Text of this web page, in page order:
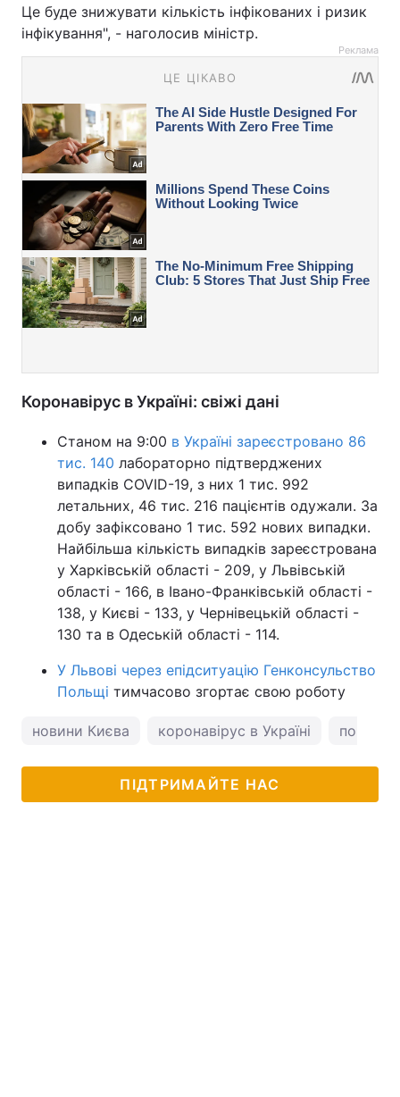
Це буде знижувати кількість інфікованих і ризик
інфікування", - наголосив міністр.
Реклама
Коронавірус в Україні: свіжі дані
Станом на 9:00 в Україні зареєстровано 86
тис. 140 лабораторно підтверджених
випадків COVID-19, з них 1 тис. 992
летальних, 46 тис. 216 пацієнтів одужали. За
добу зафіксовано 1 тис. 592 нових випадки.
Найбільша кількість випадків зареєстрована
у Харківській області - 209, у Львівській
області - 166, в Івано-Франківській області -
138, у Києві - 133, у Чернівецькій області -
130 та в Одеській області - 114.
У Львові через епідситуацію Генконсульство
Польщі тимчасово згортає свою роботу
новини Києва коронавірус в Україні погода
ПІДТРИМАЙТЕ НАС